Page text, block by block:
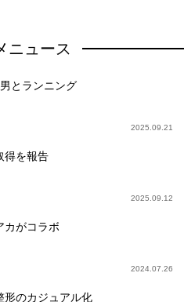
ニュース
とランニング
2025.09.21
得を報告
2025.09.12
カがコラボ
2024.07.26
形のカジュアル化